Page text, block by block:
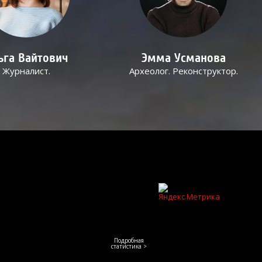
Вайтович
Журналист.
Эмма Усманова
Археолог. Реконструктор.
Подробная
статистика >